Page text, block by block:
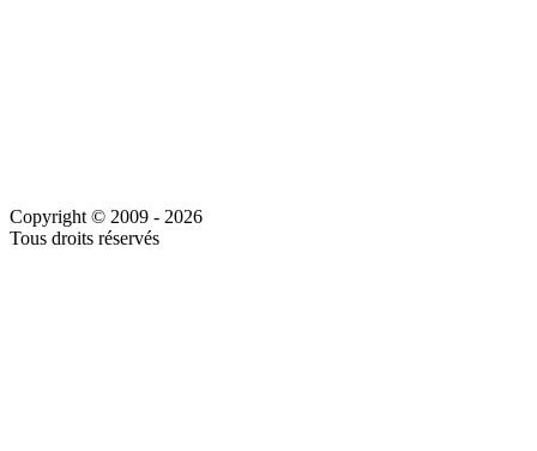
Copyright © 2009 - 2026
Tous droits réservés